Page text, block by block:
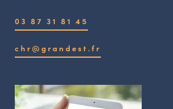
03 87 31 81 45
chr@grandest.fr